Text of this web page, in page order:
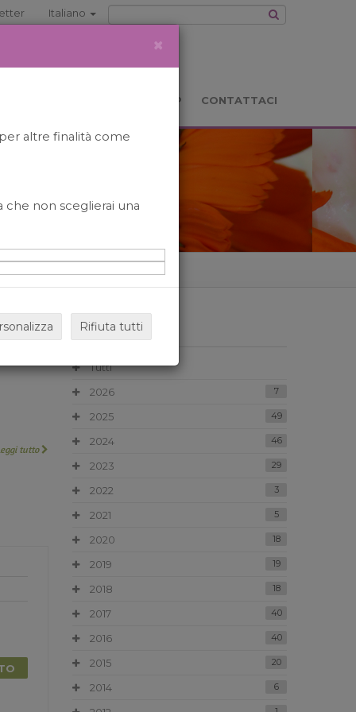
Italiano
BOOKSHOP CONTATTACI
tutto
ARCHIVIO
Tutti
2026
7
2025 49
2024 46
2023 29
2022 3
2021 5
2020 18
2019 19
2018 18
2017 40
2016 40
2015 20
2014 6
×
altre finalità come
non sceglierai una
Rifiuta tutti